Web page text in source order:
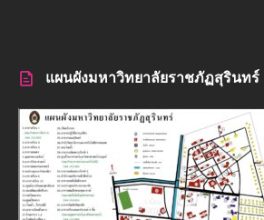
แผนผังมหาวิทยาลัยราชภัฏสุรินทร์